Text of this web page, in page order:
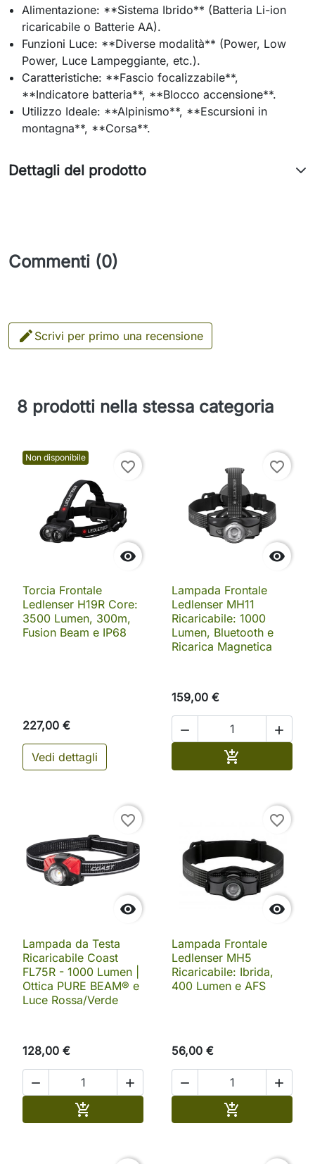
Alimentazione: **Sistema Ibrido** (Batteria Li-ion
ricaricabile o Batterie AA).
Funzioni Luce: **Diverse modalità** (Power, Low
Power, Luce Lampeggiante, etc.).
Caratteristiche: **Fascio focalizzabile**,
**Indicatore batteria**, **Blocco accensione**.
Utilizzo Ideale: **Alpinismo**, **Escursioni in
montagna**, **Corsa**.
Dettagli del prodotto
Commenti (0)
 Scrivi per primo una recensione
8 prodotti nella stessa categoria
Non disponibile

favorite_border
Torcia Frontale
Ledlenser H19R Core:
3500 Lumen, 300m,
Fusion Beam e IP68
227,00 €
Vedi dettagli

favorite_border
Lampada Frontale
Ledlenser MH11
Ricaricabile: 1000
Lumen, Bluetooth e
Ricarica Magnetica
159,00 €
 


favorite_border
Lampada da Testa
Ricaricabile Coast
FL75R - 1000 Lumen |
Ottica PURE BEAM® e
Luce Rossa/Verde
128,00 €
 


favorite_border
Lampada Frontale
Ledlenser MH5
Ricaricabile: Ibrida,
400 Lumen e AFS
56,00 €
 
